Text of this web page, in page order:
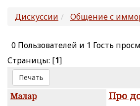
Дискуссии Общение с
0 Пользователей и 1 Гость
Страницы: [1]
Печать
Малар
Про